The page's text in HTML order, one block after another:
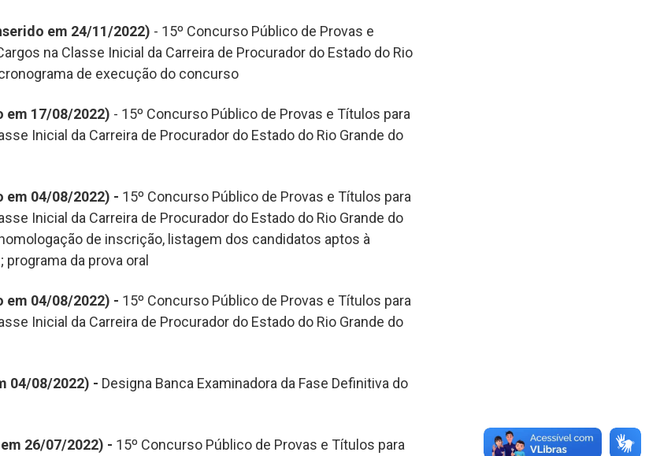
em 24/11/2022) - 15º Concurso Público de Provas e
na Classe Inicial da Carreira de Procurador do Estado do Rio
de execução do concurso
em 17/08/2022) - 15º Concurso Público de Provas e Títulos para
Inicial da Carreira de Procurador do Estado do Rio Grande do
em 04/08/2022) - 15º Concurso Público de Provas e Títulos para
Inicial da Carreira de Procurador do Estado do Rio Grande do
de inscrição, listagem dos candidatos aptos à
da prova oral
em 04/08/2022) - 15º Concurso Público de Provas e Títulos para
Inicial da Carreira de Procurador do Estado do Rio Grande do
04/08/2022) - Designa Banca Examinadora da Fase Definitiva do
26/07/2022) - 15º Concurso Público de Provas e Títulos para